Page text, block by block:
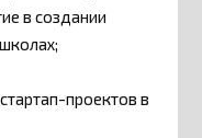
в создании
проектов в